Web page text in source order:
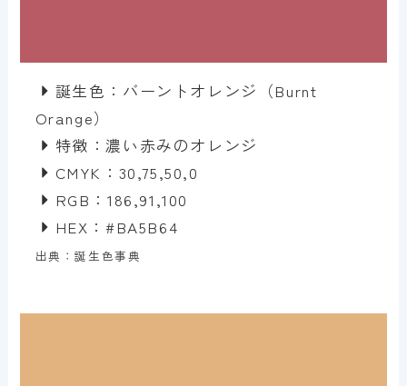
誕生色：バーントオレンジ（Burnt
Orange）
特徴：濃い赤みのオレンジ
CMYK：30,75,50,0
RGB：186,91,100
HEX：#BA5B64
出典：誕生色事典